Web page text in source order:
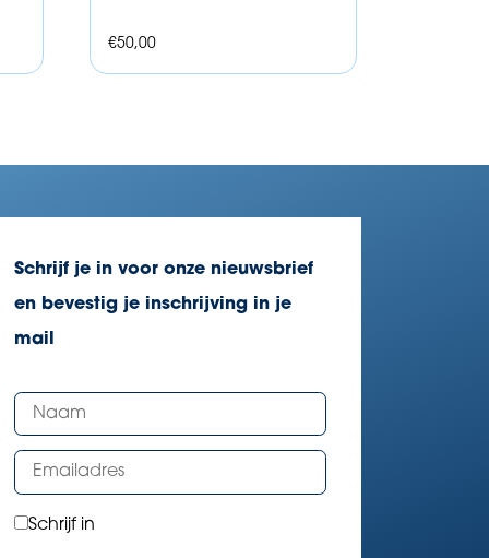
€50,00
Schrijf je in voor onze nieuwsbrief
en bevestig je inschrijving in je
mail
Schrijf in